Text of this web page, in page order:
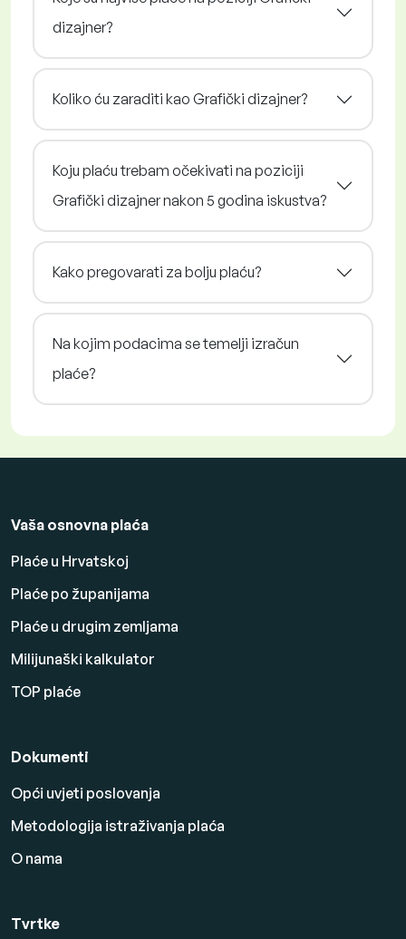
dizajner?
Koliko ću zaraditi kao Grafički dizajner?
Koju plaću trebam očekivati na poziciji
Grafički dizajner nakon 5 godina iskustva?
Kako pregovarati za bolju plaću?
Na kojim podacima se temelji izračun
plaće?
Vaša osnovna plaća
Plaće u Hrvatskoj
Plaće po županijama
Plaće u drugim zemljama
Milijunaški kalkulator
TOP plaće
Dokumenti
Opći uvjeti poslovanja
Metodologija istraživanja plaća
O nama
Tvrtke